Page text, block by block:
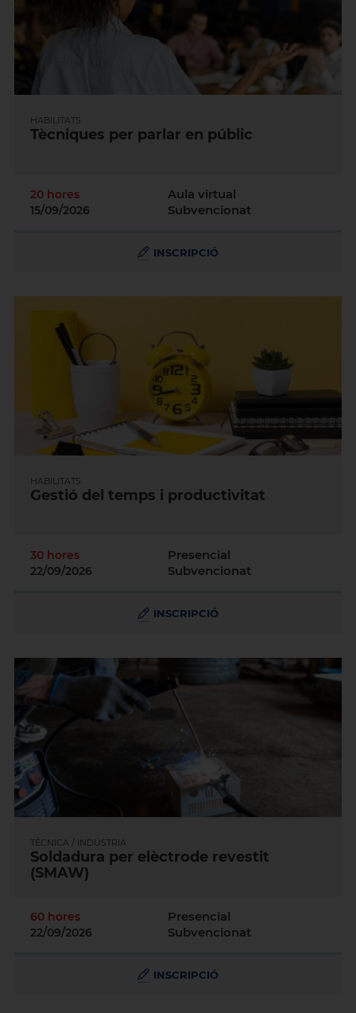
HABILITATS
Tècniques per parlar en públic
20 hores
15/09/2026
Aula virtual
Subvencionat
INSCRIPCIÓ
HABILITATS
Gestió del temps i productivitat
30 hores
22/09/2026
Presencial
Subvencionat
INSCRIPCIÓ
TÈCNICA / INDÚSTRIA
Soldadura per elèctrode revestit
(SMAW)
60 hores
22/09/2026
Presencial
Subvencionat
INSCRIPCIÓ